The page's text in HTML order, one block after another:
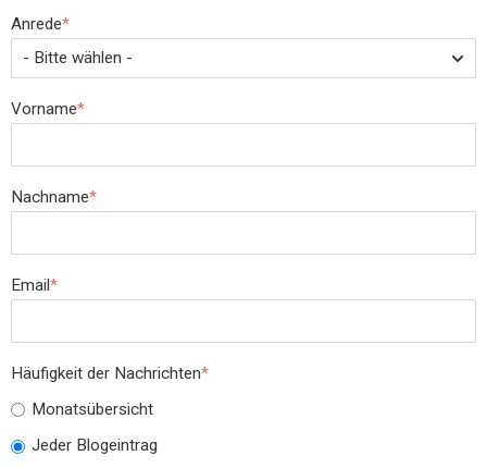
Anrede*
Vorname*
Nachname*
Email*
Häufigkeit der Nachrichten*
Monatsübersicht
Jeder Blogeintrag